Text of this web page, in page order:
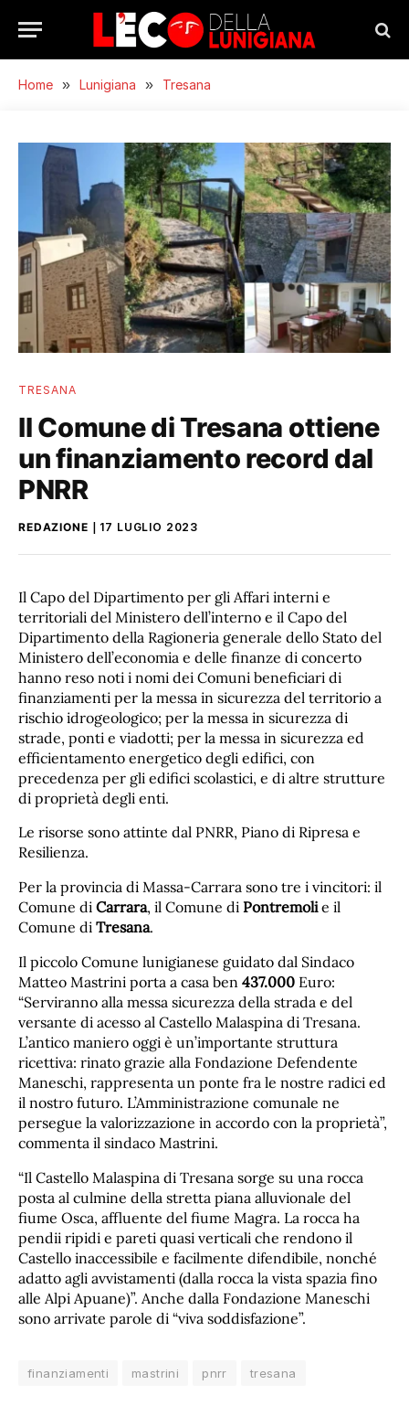
Home » Lunigiana » Tresana
TRESANA
Il Comune di Tresana ottiene
un finanziamento record dal
PNRR
REDAZIONE 17 LUGLIO 2023
Il Capo del Dipartimento per gli Affari interni e
territoriali del Ministero dell’interno e il Capo del
Dipartimento della Ragioneria generale dello Stato del
Ministero dell’economia e delle finanze di concerto
hanno reso noti i nomi dei Comuni beneficiari di
finanziamenti per la messa in sicurezza del territorio a
rischio idrogeologico; per la messa in sicurezza di
strade, ponti e viadotti; per la messa in sicurezza ed
efficientamento energetico degli edifici, con
precedenza per gli edifici scolastici, e di altre strutture
di proprietà degli enti.
Le risorse sono attinte dal PNRR, Piano di Ripresa e
Resilienza.
Per la provincia di Massa-Carrara sono tre i vincitori: il
Comune di Carrara, il Comune di Pontremolie il
Comune di Tresana.
Il piccolo Comune lunigianese guidato dal Sindaco
Matteo Mastrini porta a casa ben 437.000 Euro:
“Serviranno alla messa sicurezza della strada e del
versante di acesso al Castello Malaspina di Tresana.
L’antico maniero oggi è un’importante struttura
ricettiva: rinato grazie alla Fondazione Defendente
Maneschi, rappresenta un ponte fra le nostre radici ed
il nostro futuro. L’Amministrazione comunale ne
persegue la valorizzazione in accordo con la proprietà”,
commenta il sindaco Mastrini.
“Il Castello Malaspina di Tresana sorge su una rocca
posta al culmine della stretta piana alluvionale del
fiume Osca, affluente del fiume Magra. La rocca ha
pendii ripidi e pareti quasi verticali che rendono il
Castello inaccessibile e facilmente difendibile, nonché
adatto agli avvistamenti (dalla rocca la vista spazia fino
alle Alpi Apuane)”. Anche dalla Fondazione Maneschi
sono arrivate parole di “viva soddisfazione”.
finanziamenti mastrini pnrr tresana